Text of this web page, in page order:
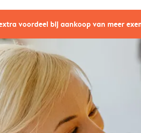
voordeel bij aankoop van meer